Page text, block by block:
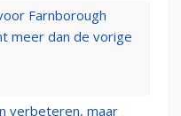
Farnborough
meer dan de vorige
verbeteren, maar